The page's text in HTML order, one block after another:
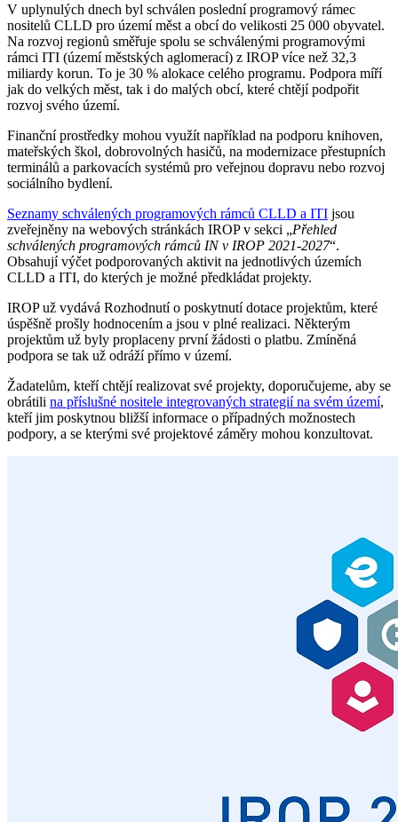
V uplynulých dnech byl schválen poslední programový rámec
nositelů CLLD pro území měst a obcí do velikosti 25 000 obyvatel.
Na rozvoj regionů směřuje spolu se schválenými programovými
rámci ITI (území městských aglomerací) z IROP více než 32,3
miliardy korun. To je 30 % alokace celého programu. Podpora míří
jak do velkých měst, tak i do malých obcí, které chtějí podpořit
rozvoj svého území.
Finanční prostředky mohou využít například na podporu knihoven,
mateřských škol, dobrovolných hasičů, na modernizace přestupních
terminálů a parkovacích systémů pro veřejnou dopravu nebo rozvoj
sociálního bydlení.
Seznamy schválených programových rámců CLLD a ITI jsou
zveřejněny na webových stránkách IROP v sekci „Přehled
schválených programových rámců IN v IROP 2021-2027“.
Obsahují výčet podporovaných aktivit na jednotlivých územích
CLLD a ITI, do kterých je možné předkládat projekty.
IROP už vydává Rozhodnutí o poskytnutí dotace projektům, které
úspěšně prošly hodnocením a jsou v plné realizaci. Některým
projektům už byly proplaceny první žádosti o platbu. Zmíněná
podpora se tak už odráží přímo v území.
Žadatelům, kteří chtějí realizovat své projekty, doporučujeme, aby se
obrátili na příslušné nositele integrovaných strategií na svém území,
kteří jim poskytnou bližší informace o případných možnostech
podpory, a se kterými své projektové záměry mohou konzultovat.